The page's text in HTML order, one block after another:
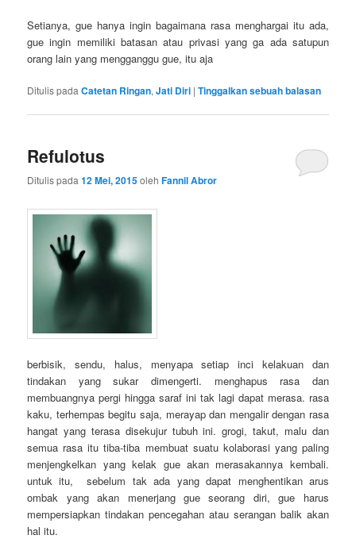
Setianya, gue hanya ingin bagaimana rasa menghargai itu ada,
gue ingin memiliki batasan atau privasi yang ga ada satupun
orang lain yang mengganggu gue, itu aja
Ditulis pada Catetan Ringan,Jati Diri |Tinggalkan sebuah balasan
Refulotus
Ditulis pada12 Mei, 2015olehFannil Abror
berbisik, sendu, halus, menyapa setiap inci kelakuan dan
tindakan yang sukar dimengerti. menghapus rasa dan
membuangnya pergi hingga saraf ini tak lagi dapat merasa. rasa
kaku, terhempas begitu saja, merayap dan mengalir dengan rasa
hangat yang terasa disekujur tubuh ini. grogi, takut, malu dan
semua rasa itu tiba-tiba membuat suatu kolaborasi yang paling
menjengkelkan yang kelak gue akan merasakannya kembali.
untuk itu, sebelum tak ada yang dapat menghentikan arus
ombak yang akan menerjang gue seorang diri, gue harus
mempersiapkan tindakan pencegahan atau serangan balik akan
hal itu.